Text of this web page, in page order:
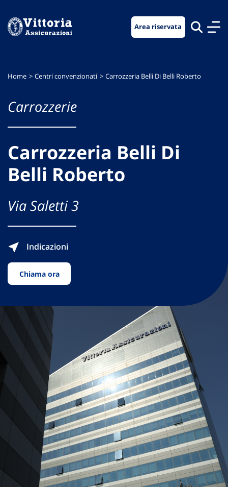
menu
contenuto
footer
Area riservata
Home Centri convenzionati Carrozzeria Belli Di Belli Roberto
Carrozzerie
Carrozzeria Belli Di
Belli Roberto
Via Saletti 3
Indicazioni
Chiama ora